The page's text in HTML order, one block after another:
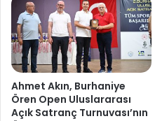
Ahmet Akın, Burhaniye
Ören Open Uluslararası
Açık Satranç Turnuvası’nın